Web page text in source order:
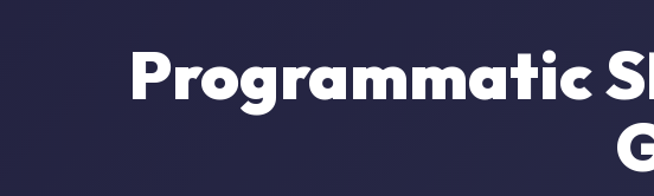
Programmatic